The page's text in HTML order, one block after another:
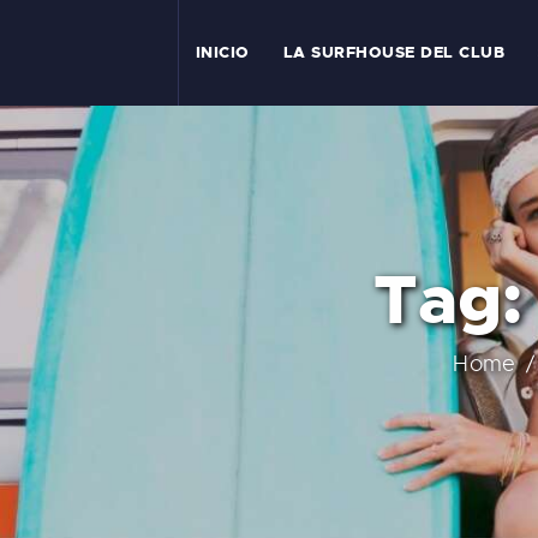
INICIO LA SURFHOUSE DEL CLUB
Home